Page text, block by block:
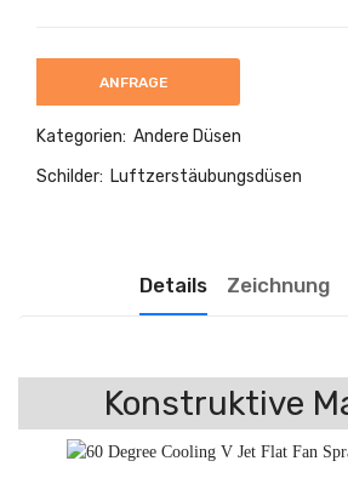
ANFRAGE
Kategorien: Andere Düsen
Schilder: Luftzerstäubungsdüsen
Details Zeichnung
Konstruktive